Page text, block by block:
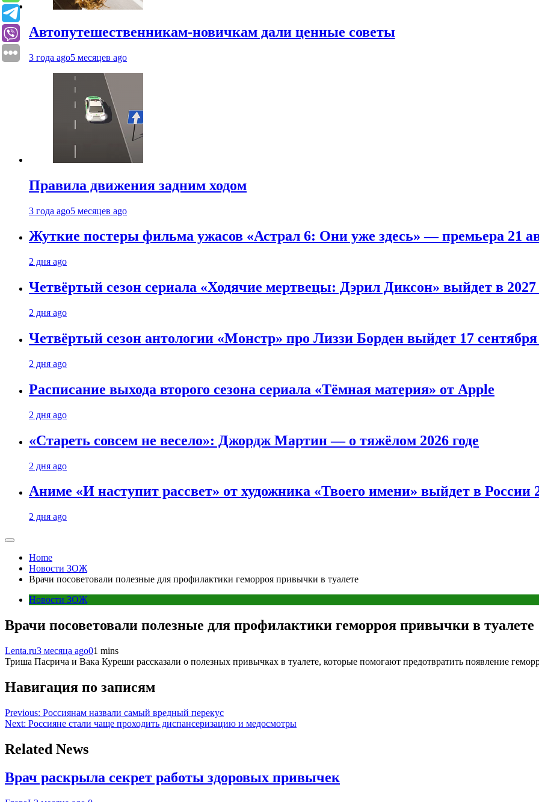
Автопутешественникам-новичкам дали ценные советы
3 года ago5 месяцев ago
Правила движения задним ходом
3 года ago5 месяцев ago
Жуткие постеры фильма ужасов «Астрал 6: Они уже здесь» — премьера 21
2 дня ago
Четвёртый сезон сериала «Ходячие мертвецы: Дэрил Диксон» выйдет в 2027
2 дня ago
Четвёртый сезон антологии «Монстр» про Лиззи Борден выйдет 17
2 дня ago
Расписание выхода второго сезона сериала «Тёмная материя» от Apple
2 дня ago
«Стареть совсем не весело»: Джордж Мартин — о тяжёлом 2026 годе
2 дня ago
Аниме «И наступит рассвет» от художника «Твоего имени» выйдет в России
2 дня ago
Home
Новости ЗОЖ
Врачи посоветовали полезные для профилактики геморроя привычки в туалете
Новости ЗОЖ
Врачи посоветовали полезные для профилактики геморроя привычки в туалете
Lenta.ru3 месяца ago01 mins
Триша Пасрича и Вака Куреши рассказали о полезных привычках в туалете, которые помогают предотвратить появление
Навигация по записям
Previous: Россиянам назвали самый вредный перекус
Next: Россияне стали чаще проходить диспансеризацию и медосмотры
Related News
Врач раскрыла секрет работы здоровых привычек